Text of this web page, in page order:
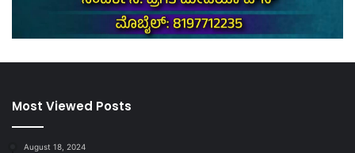
Most Viewed Posts
August 18, 2024